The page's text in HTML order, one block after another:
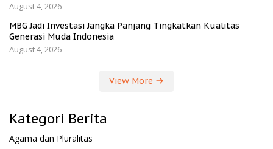
August 4, 2026
MBG Jadi Investasi Jangka Panjang Tingkatkan Kualitas
Generasi Muda Indonesia
August 4, 2026
View More
Kategori Berita
Agama dan Pluralitas